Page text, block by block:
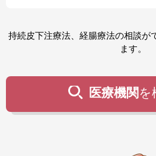
持続皮下注療法、経腸療法の相談が
ます。
医療機関を